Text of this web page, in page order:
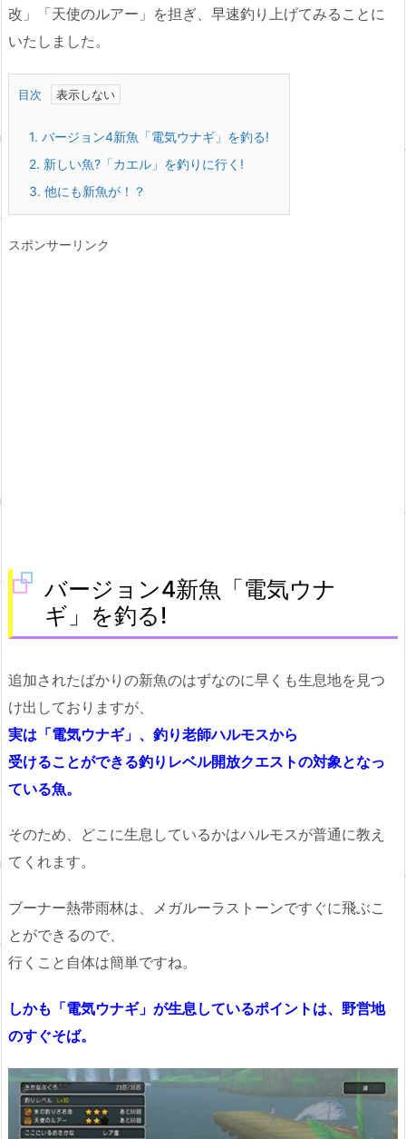
改」「天使のルアー」を担ぎ、早速釣り上げてみることに
いたしました。
目次
1. バージョン4新魚「電気ウナギ」を釣る!
2. 新しい魚?「カエル」を釣りに行く!
3. 他にも新魚が！？
スポンサーリンク
バージョン4新魚「電気ウナ
ギ」を釣る!
追加されたばかりの新魚のはずなのに早くも生息地を見つ
け出しておりますが、
実は「電気ウナギ」、釣り老師ハルモスから
受けることができる釣りレベル開放クエストの対象となっ
ている魚。
そのため、どこに生息しているかはハルモスが普通に教え
てくれます。
ブーナー熱帯雨林は、メガルーラストーンですぐに飛ぶこ
とができるので、
行くこと自体は簡単ですね。
しかも「電気ウナギ」が生息しているポイントは、野営地
のすぐそば。